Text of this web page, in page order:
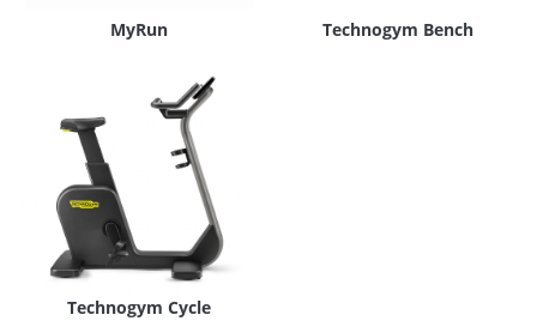
MyRun Technogym Bench
Technogym Cycle